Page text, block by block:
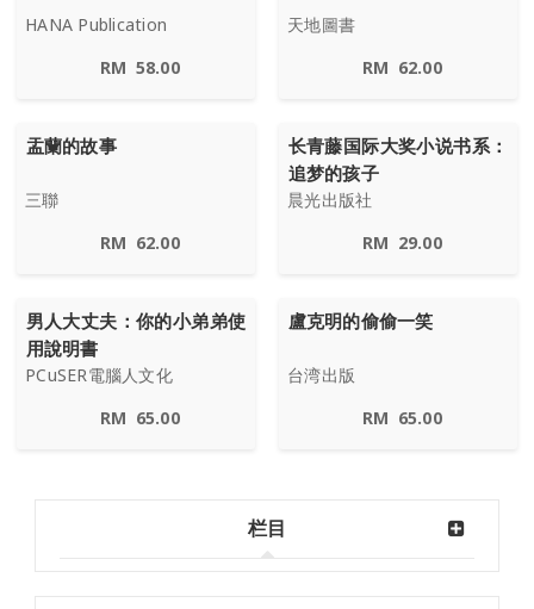
HANA Publication
RM 58.00
天地圖書
RM 62.00
盂蘭的故事
三聯
RM 62.00
长青藤国际大奖小说书系：
追梦的孩子
晨光出版社
RM 29.00
男人大丈夫：你的小弟弟使
用說明書
PCuSER電腦人文化
RM 65.00
盧克明的偷偷一笑
台湾出版
RM 65.00
栏目